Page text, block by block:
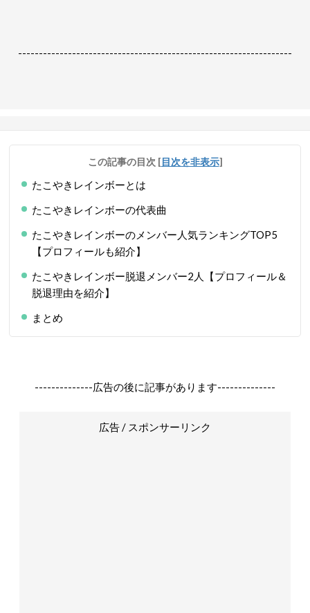
------------------------------------------------------------------
この記事の目次 [目次を非表示]
たこやきレインボーとは
たこやきレインボーの代表曲
たこやきレインボーのメンバー人気ランキングTOP5
【プロフィールも紹介】
たこやきレインボー脱退メンバー2人【プロフィール＆
脱退理由を紹介】
まとめ
--------------広告の後に記事があります--------------
広告 / スポンサーリンク